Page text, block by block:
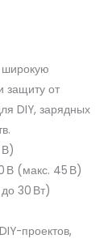
широкую
защиту от
DIY, зарядных
В)
В (макс. 45 В)
30 Вт)
проектов,